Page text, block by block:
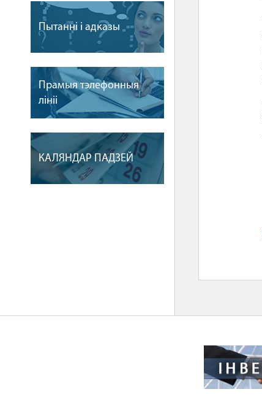
Пытаннi i адказы
Прамыя тэлефонныя
лiнii
КАЛЯНДАР ПАДЗЕЙ